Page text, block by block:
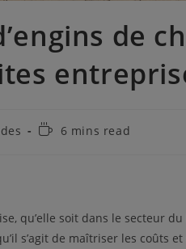
de
Temps6 mins read
qu’elle soit dans le secteur
s’agit de maîtriser les coûts